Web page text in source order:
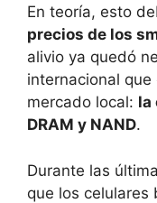
En teoría, esto
precios de los
alivio ya quedó
internacional
mercado local: la
DRAM y NAND.
Durante las
que los celulares